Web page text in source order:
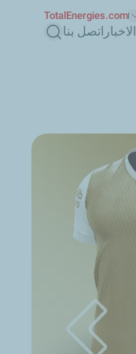
الاخبار اتصل بنابحث
TotalEnergies.com